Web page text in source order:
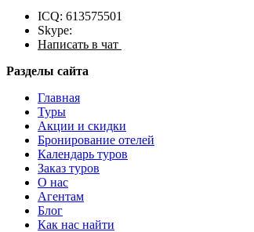
ICQ: 613575501
Skype:
Написать в чат
Разделы сайта
Главная
Туры
Акции и скидки
Бронирование отелей
Календарь туров
Заказ туров
О нас
Агентам
Блог
Как нас найти